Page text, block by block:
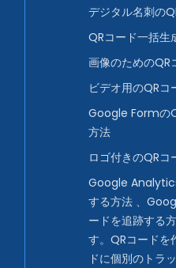
デジタル名刺の
QRコード一括生
画像のためのQR
ビデオ用のQR
Google Formの
方法
ロゴ付きのQR
Google
する方法 、
ードを追跡する
す。QRコードを
ドに個別のトラ